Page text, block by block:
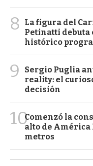
8
La figura del
Petinatti debuta
histórico
9
Sergio Puglia
reality: el
decisión
10Comenzó la
alto de América
metros